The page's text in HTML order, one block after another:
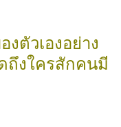
ตัวเองอย่าง
งใครสักคนมี